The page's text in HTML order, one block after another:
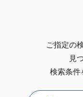
ご指定の
見
検索条件